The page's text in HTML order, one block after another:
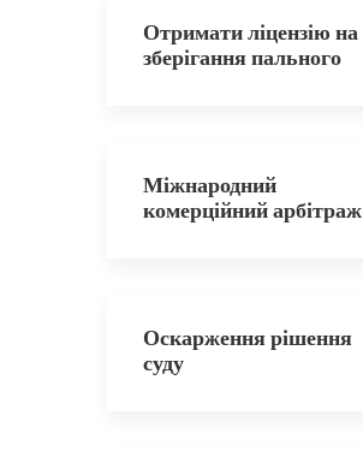
Отримати ліцензію на
зберігання пального
Міжнародний
комерційний арбітраж
Оскарження рішення
суду